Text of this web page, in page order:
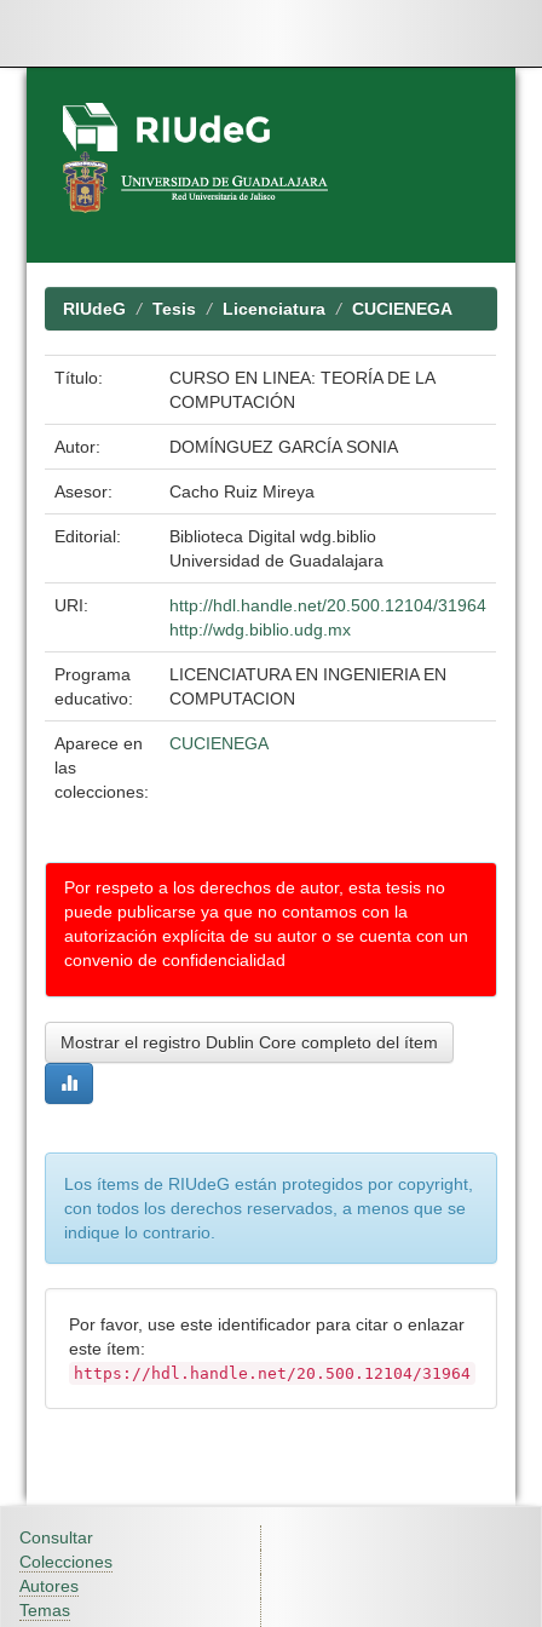
Skip
navigation
RIUdeG Tesis Licenciatura CUCIENEGA
Título:
CURSO EN LINEA: TEORÍA DE LA
COMPUTACIÓN
Autor: DOMÍNGUEZ GARCÍA SONIA
Asesor: Cacho Ruiz Mireya
Editorial:
Biblioteca Digital wdg.biblio
Universidad de Guadalajara
URI:
http://hdl.handle.net/20.500.12104/31964
http://wdg.biblio.udg.mx
Programa
educativo:
LICENCIATURA EN INGENIERIA EN
COMPUTACION
Aparece en
las
colecciones:
CUCIENEGA
Por respeto a los derechos de autor, esta tesis no
puede publicarse ya que no contamos con la
autorización explícita de su autor o se cuenta con un
convenio de confidencialidad
Mostrar el registro Dublin Core completo del ítem
Los ítems de RIUdeG están protegidos por copyright,
con todos los derechos reservados, a menos que se
indique lo contrario.
Por favor, use este identificador para citar o enlazar
este ítem:
https://hdl.handle.net/20.500.12104/31964
Consultar
Colecciones
Autores
Temas